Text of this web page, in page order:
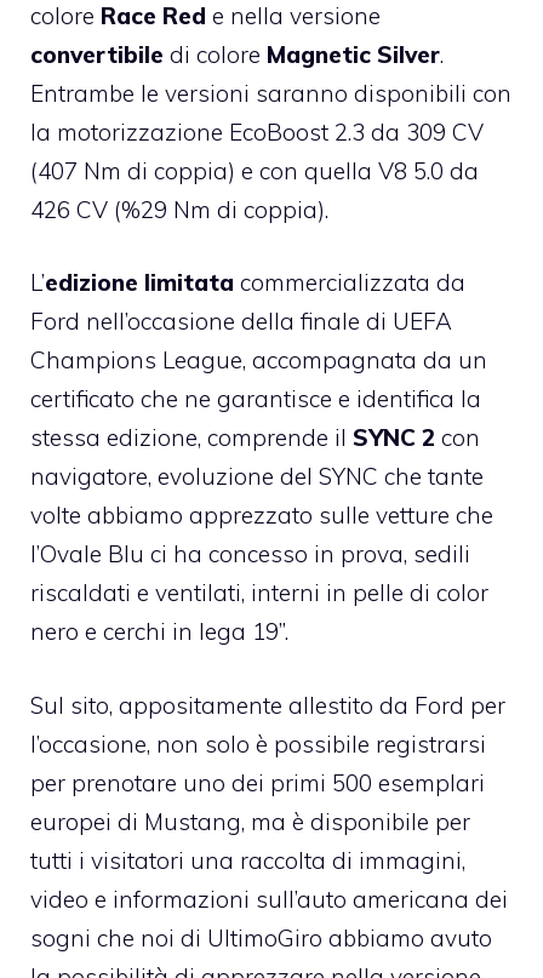
colore Race Red e nella versione
convertibile di colore Magnetic Silver.
Entrambe le versioni saranno disponibili con
la motorizzazione EcoBoost 2.3 da 309 CV
(407 Nm di coppia) e con quella V8 5.0 da
426 CV (%29 Nm di coppia).
L’edizione limitata commercializzata da
Ford nell’occasione della finale di UEFA
Champions League, accompagnata da un
certificato che ne garantisce e identifica la
stessa edizione, comprende il SYNC 2 con
navigatore, evoluzione del SYNC che tante
volte abbiamo apprezzato sulle vetture che
l’Ovale Blu ci ha concesso in prova, sedili
riscaldati e ventilati, interni in pelle di color
nero e cerchi in lega 19’’.
Sul sito, appositamente allestito da Ford per
l’occasione, non solo è possibile registrarsi
per prenotare uno dei primi 500 esemplari
europei di Mustang, ma è disponibile per
tutti i visitatori una raccolta di immagini,
video e informazioni sull’auto americana dei
sogni che noi di UltimoGiro abbiamo avuto